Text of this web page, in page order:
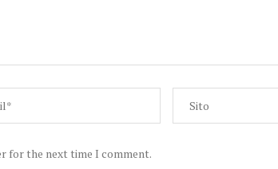
for the next time I comment.